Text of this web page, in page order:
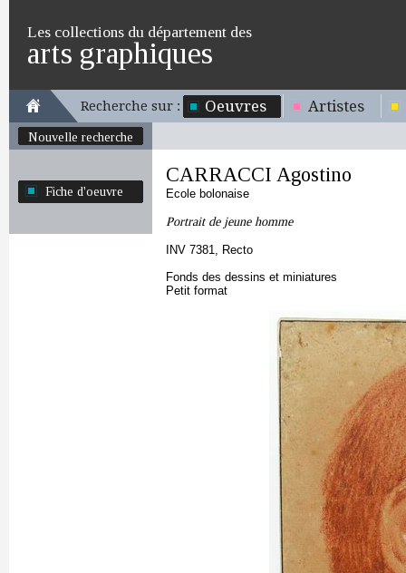
Les collections du département des
arts graphiques
Recherche sur : Oeuvres Artistes
Nouvelle recherche
Fiche d'oeuvre
CARRACCI Agostino
Ecole bolonaise
Portrait de jeune homme
INV 7381, Recto
Fonds des dessins et miniatures
Petit format